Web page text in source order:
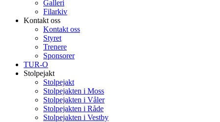
Galleri
Filarkiv
Kontakt oss
Kontakt oss
Styret
Trenere
Sponsorer
TUR-O
Stolpejakt
Stolpejakt
Stolpejakten i Moss
Stolpejakten i Våler
Stolpejakten i Råde
Stolpejakten i Vestby